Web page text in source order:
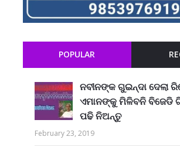
POPULAR
ନବୀନଙ୍କ ଗୁଇନ୍ଦା ଦେଲା
ଏମାନଙ୍କୁ ମିଳିବନି ବିଜେଡି
ପଢି ନିଅନ୍ତୁ
February 23, 2019